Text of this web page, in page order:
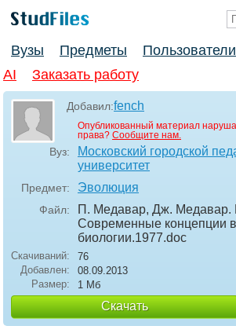
Вузы Предметы Пользователи
AI
Заказать работу
Добавил:fench
Опубликованный материал
права? Сообщите нам.
Вуз:
Московский городской
университет
Предмет: Эволюция
Файл:
П. Медавар, Дж. Медавар.
Современные концепции в
биологии.1977.doc
Скачиваний:
76
Добавлен:
08.09.2013
Размер:
1 Мб
Скачать